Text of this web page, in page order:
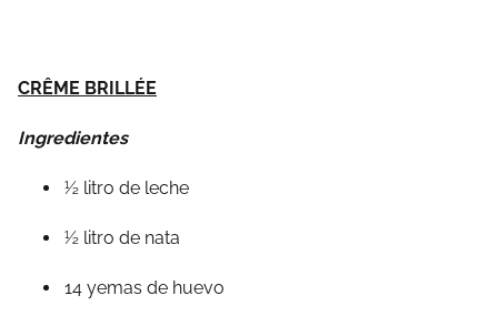
CRÊME BRILLÉE
Ingredientes
½ litro de leche
½ litro de nata
14 yemas de huevo